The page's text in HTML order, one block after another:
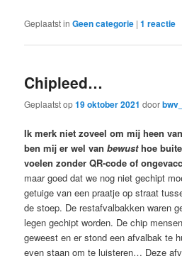
Geplaatst in Geen categorie |1 reactie
Chipleed…
Geplaatst op19 oktober 2021 door
Ik merk niet zoveel om mij heen
ben mij er wel vanbewusthoe
voelen zonder QR-code of
maar goed dat we nog niet gechipt
getuige van een praatje op straat
de stoep. De restafvalbakken waren
legen gechipt worden. De chip
geweest en er stond een afvalbak te
even staan om te luisteren… Deze